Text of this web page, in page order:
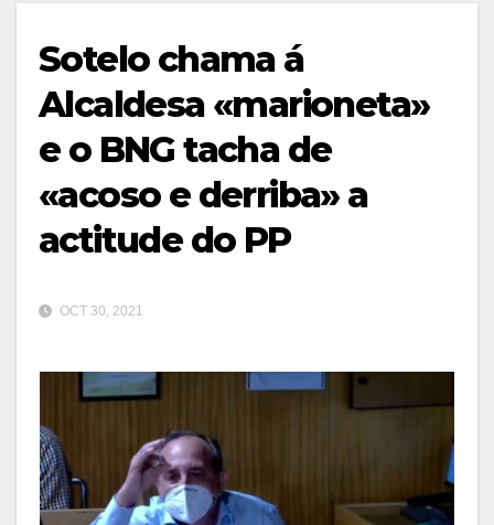
Sotelo chama á
Alcaldesa «marioneta»
e o BNG tacha de
«acoso e derriba» a
actitude do PP
OCT 30, 2021